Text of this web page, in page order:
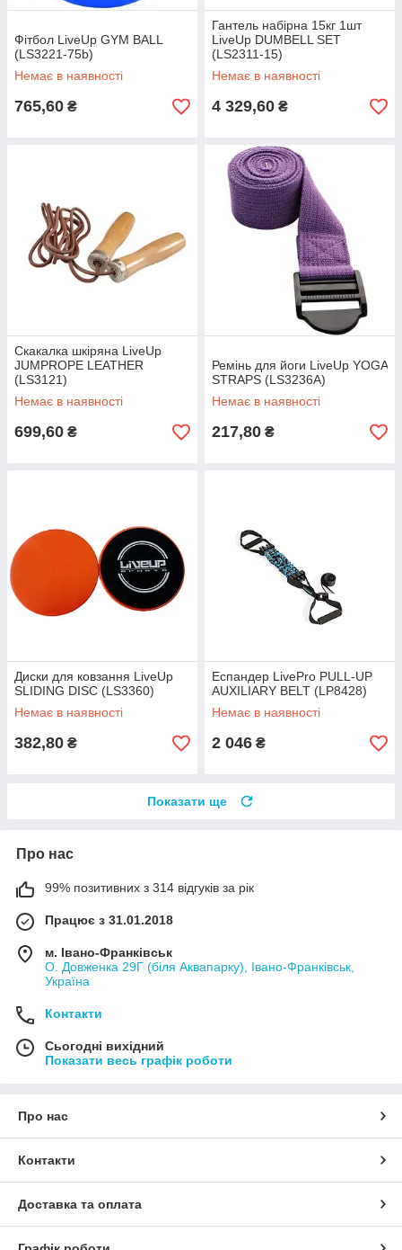
Фітбол LiveUp GYM BALL
(LS3221-75b)
Немає в наявності
765,60 ₴
Гантель набірна 15кг 1шт
LiveUp DUMBELL SET
(LS2311-15)
Немає в наявності
4 329,60 ₴
Скакалка шкіряна LiveUp
JUMPROPE LEATHER
(LS3121)
Немає в наявності
699,60 ₴
Ремінь для йоги LiveUp YOGA
STRAPS (LS3236A)
Немає в наявності
217,80 ₴
Диски для ковзання LiveUp
SLIDING DISC (LS3360)
Немає в наявності
382,80 ₴
Еспандер LivePro PULL-UP
AUXILIARY BELT (LP8428)
Немає в наявності
2 046 ₴
Показати ще
Про нас
99% позитивних з 314 відгуків за рік
Працює з 31.01.2018
м. Івано-Франківськ
О. Довженка 29Г (біля Аквапарку), Івано-Франківськ,
Україна
Контакти
Сьогодні вихідний
Показати весь графік роботи
Про нас
Контакти
Доставка та оплата